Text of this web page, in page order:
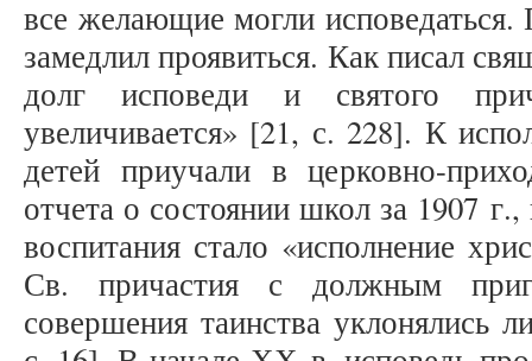
все желающие могли исповедаться.
замедлил проявиться. Как писал
долг исповеди и святого
увеличивается» [21, с. 228]. К
детей приучали в церковно-
отчета о состоянии школ за 1907
воспитания стало «исполнение
Св. причастия с должным
совершения таинства уклонялись